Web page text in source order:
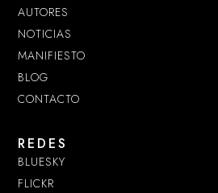
AUTORES
NOTICIAS
MANIFIESTO
BLOG
CONTACTO
REDES
BLUESKY
FLICKR